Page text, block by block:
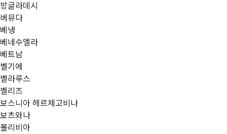
방글라데시
버뮤다
베냉
베네수엘라
베트남
벨기에
벨라루스
벨리즈
보스니아 헤르체고비나
보츠와나
볼리비아